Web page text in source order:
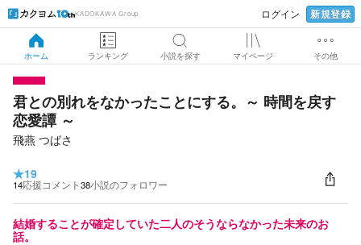
KADOKAWA Group ログイン 新規登録
ホーム ランキング 小説を探す マイページ その他
君との別れをなかったことにする。～ 時間を戻す
恋愛譚 ～
飛燕 つばさ
★19
14応援コメント38小説のフォロワー
結婚することが確定していた二人のそうならなかった未来のお
話。